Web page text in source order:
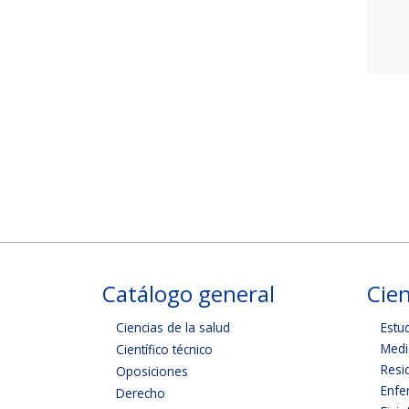
Catálogo general
Ciencias de la salud
Científico técnico
Oposiciones
Derecho